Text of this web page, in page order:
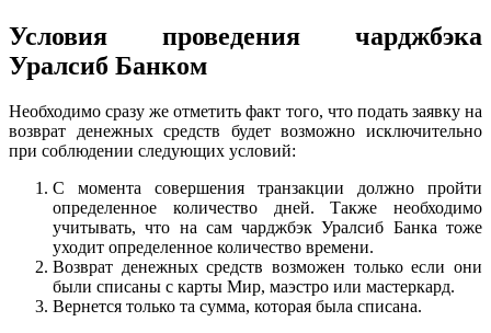
Условия проведения чарджбэка
Уралсиб Банком
Необходимо сразу же отметить факт того, что подать заявку на
возврат денежных средств будет возможно исключительно
при соблюдении следующих условий:
С момента совершения транзакции должно пройти
определенное количество дней. Также необходимо
учитывать, что на сам чарджбэк Уралсиб Банка тоже
уходит определенное количество времени.
Возврат денежных средств возможен только если они
были списаны с карты Мир, маэстро или мастеркард.
Вернется только та сумма, которая была списана.